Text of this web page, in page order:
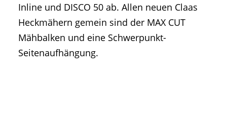
Inline und DISCO 50 ab. Allen neuen Claas
Heckmähern gemein sind der MAX CUT
Mähbalken und eine Schwerpunkt-
Seitenaufhängung.